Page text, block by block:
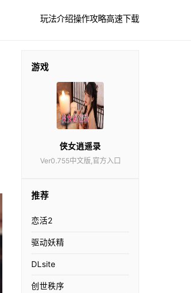
玩法介绍操作攻略高速下载
游戏
侠女逍遥录
Ver0.755中文版,官方入口
推荐
恋活2
驱动妖精
DLsite
创世秩序